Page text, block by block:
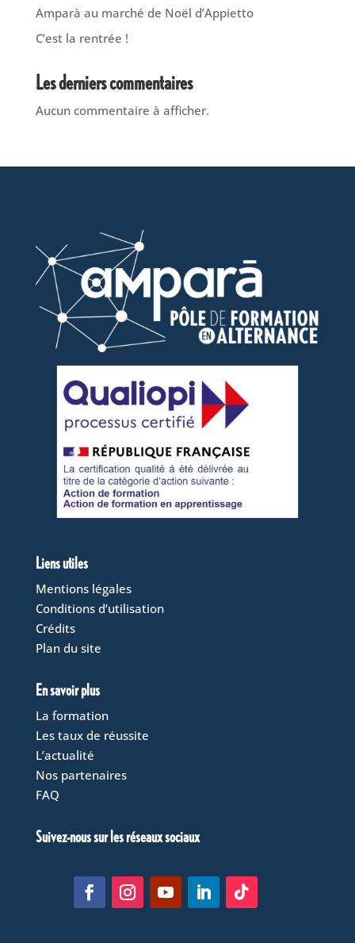
Amparà au marché de Noël d’Appietto
C’est la rentrée !
Les derniers commentaires
Aucun commentaire à afficher.
Liens utiles
Mentions légales
Conditions d’utilisation
Crédits
Plan du site
En savoir plus
La formation
Les taux de réussite
L’actualité
Nos partenaires
FAQ
Suivez-nous sur les réseaux sociaux